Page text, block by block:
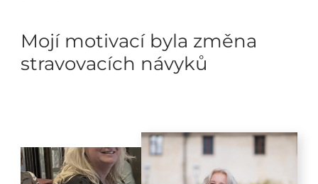
Mojí motivací byla změna
stravovacích návyků